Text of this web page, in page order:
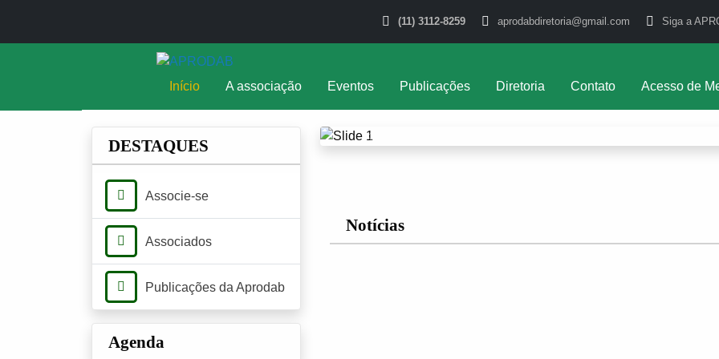
(11) 3112-8259 aprodabdiretoria@gmail.com Siga a
Início A associação Eventos Publicações Diretoria Contato Acesso de
DESTAQUES
Associe-se
Associados
Publicações da Aprodab
Agenda
Promovendo a educação e a defesa do Direito Ambiental no Brasil e no
Previous
Notícias